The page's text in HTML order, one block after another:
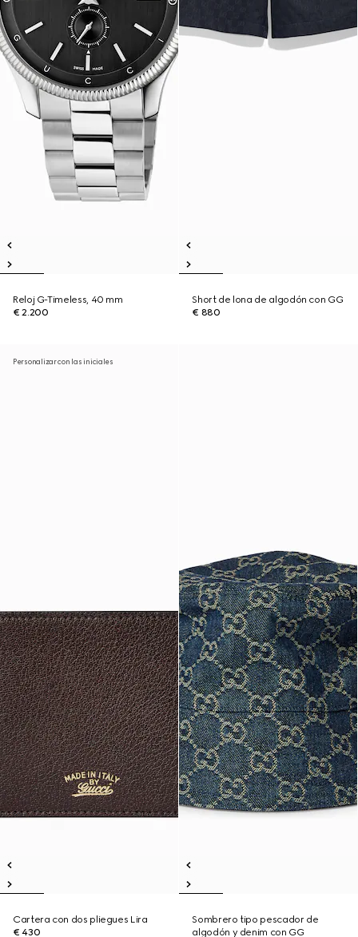
Reloj G-Timeless, 40 mm
€ 2.200
Short de lona de algodón con GG
€ 880
Personalizar con las iniciales
Cartera con dos pliegues Lira
€ 430
Sombrero tipo pescador de
algodón y denim con GG